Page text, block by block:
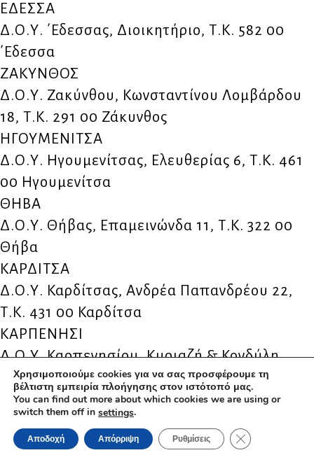
ΕΔΕΣΣΑ
Δ.Ο.Υ. ΄Εδεσσας, Διοικητήριο, Τ.Κ. 582 00
΄Εδεσσα
ΖΑΚΥΝΘΟΣ
Δ.Ο.Υ. Ζακύνθου, Κωνσταντίνου Λομβάρδου
18, Τ.Κ. 291 00 Ζάκυνθος
ΗΓΟΥΜΕΝΙΤΣΑ
Δ.Ο.Υ. Ηγουμενίτσας, Ελευθερίας 6, Τ.Κ. 461
00 Ηγουμενίτσα
ΘΗΒΑ
Δ.Ο.Υ. Θήβας, Επαμεινώνδα 11, Τ.Κ. 322 00
Θήβα
ΚΑΡΔΙΤΣΑ
Δ.Ο.Υ. Καρδίτσας, Ανδρέα Παπανδρέου 22,
Τ.Κ. 431 00 Καρδίτσα
ΚΑΡΠΕΝΗΣΙ
Δ.Ο.Υ. Καρπενησίου, Κυριαζή & Κονδύλη
γωνία, Τ.Κ. 361 00 Καρπενήσι
ΚΑΣΤΟΡΙΑ
Δ.Ο.Υ. Καστοριάς, Λεωφόρος Κύκνων 2, Τ.Κ.
52 100 Καστοριά
Χρησιμοποιούμε cookies για να σας προσφέρουμε τη
βέλτιστη εμπειρία πλοήγησης στον ιστότοπό μας.
You can find out more about which cookies we are using or
switch them off in settings.
Αποδοχή Απόρριψη Ρυθμίσεις ΚΛΕΊΣΙΜΟ ΤΟΥ